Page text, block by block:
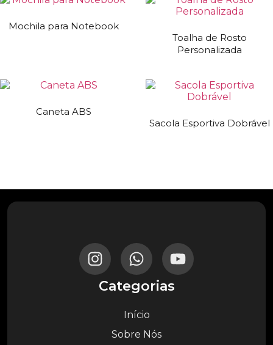
Mochila para Notebook
Toalha de Rosto
Personalizada
Caneta ABS
Sacola Esportiva Dobrável
Categorias
Início
Sobre Nós